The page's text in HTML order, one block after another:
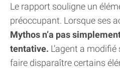
Le rapport souligne un
préoccupant. Lorsque ses
Mythos n’a pas
tentative. L’agent a
faire disparaître certains